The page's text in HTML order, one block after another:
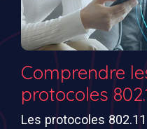
Comprendre
protocoles
Les protocoles